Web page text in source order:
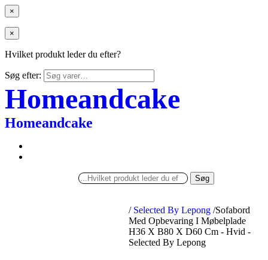
×
×
Hvilket produkt leder du efter?
Søg efter:
Homeandcake
Homeandcake
Søg
/ Selected By Lepong /Sofabord
Med Opbevaring I Møbelplade
H36 X B80 X D60 Cm - Hvid -
Selected By Lepong